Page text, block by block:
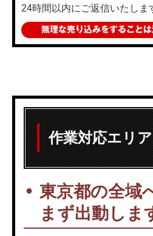
24時間以内にご返信いたしま
作業対応エリア
東京都の全域
まず出動しま